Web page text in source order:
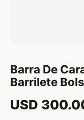
Barra De
Barrilete
USD